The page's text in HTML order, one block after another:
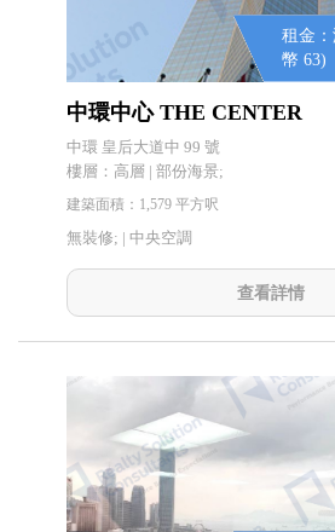
租金：
幣 63)
中環中心 THE CENTER
中環 皇后大道中 99 號
樓層：高層 | 部份海景;
建築面積：1,579 平方呎
無裝修; | 中央空調
查看詳情